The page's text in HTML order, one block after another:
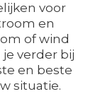
voor
en
of wind
verder bij
en beste
situatie.